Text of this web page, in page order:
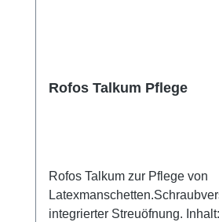
Rofos Talkum Pflege
Rofos Talkum zur Pflege von
integrierter Streuöfnung.